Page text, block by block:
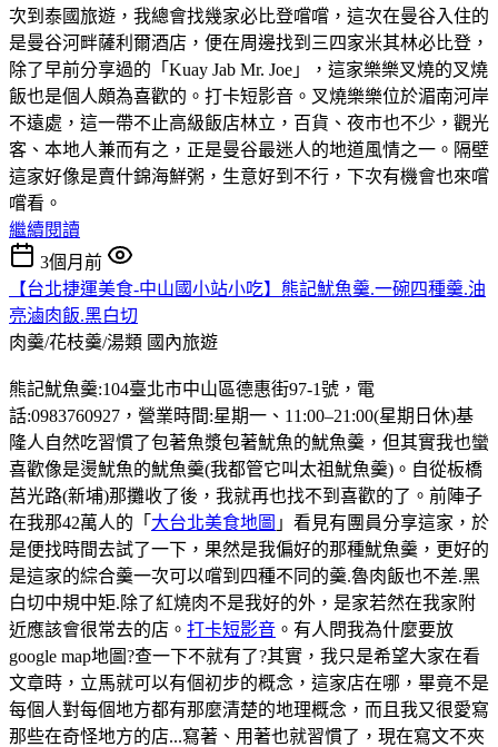
次到泰國旅遊，我總會找幾家必比登嚐嚐，這次在曼谷入住的
是曼谷河畔薩利爾酒店，便在周邊找到三四家米其林必比登，
除了早前分享過的「Kuay Jab Mr. Joe」，這家樂樂叉燒的叉燒
飯也是個人頗為喜歡的。打卡短影音。叉燒樂樂位於湄南河岸
不遠處，這一帶不止高級飯店林立，百貨、夜市也不少，觀光
客、本地人兼而有之，正是曼谷最迷人的地道風情之一。隔壁
這家好像是賣什錦海鮮粥，生意好到不行，下次有機會也來嚐
嚐看。
繼續閱讀
3個月前
【台北捷運美食-中山國小站小吃】熊記魷魚羹.一碗四種羹.油
亮滷肉飯.黑白切
肉羹/花枝羹/湯類 國內旅遊
熊記魷魚羹:104臺北市中山區德惠街97-1號，電
話:0983760927，營業時間:星期一、11:00–21:00(星期日休)基
隆人自然吃習慣了包著魚漿包著魷魚的魷魚羹，但其實我也蠻
喜歡像是燙魷魚的魷魚羹(我都管它叫太祖魷魚羹)。自從板橋
莒光路(新埔)那攤收了後，我就再也找不到喜歡的了。前陣子
在我那42萬人的「 大台北美食地圖 」看見有團員分享這家，於
是便找時間去試了一下，果然是我偏好的那種魷魚羹，更好的
是這家的綜合羹一次可以嚐到四種不同的羹.魯肉飯也不差.黑
白切中規中矩.除了紅燒肉不是我好的外，是家若然在我家附
近應該會很常去的店。 打卡短影音 。有人問我為什麼要放
google map地圖?查一下不就有了?其實，我只是希望大家在看
文章時，立馬就可以有個初步的概念，這家店在哪，畢竟不是
每個人對每個地方都有那麼清楚的地理概念，而且我又很愛寫
那些在奇怪地方的店...寫著、用著也就習慣了，現在寫文不夾